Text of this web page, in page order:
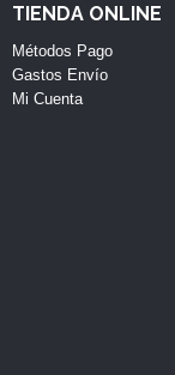
TIENDA ONLINE
Métodos Pago
Gastos Envío
Mi Cuenta